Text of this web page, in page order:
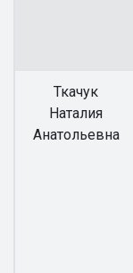
Ткачук
Наталия
Анатольевна